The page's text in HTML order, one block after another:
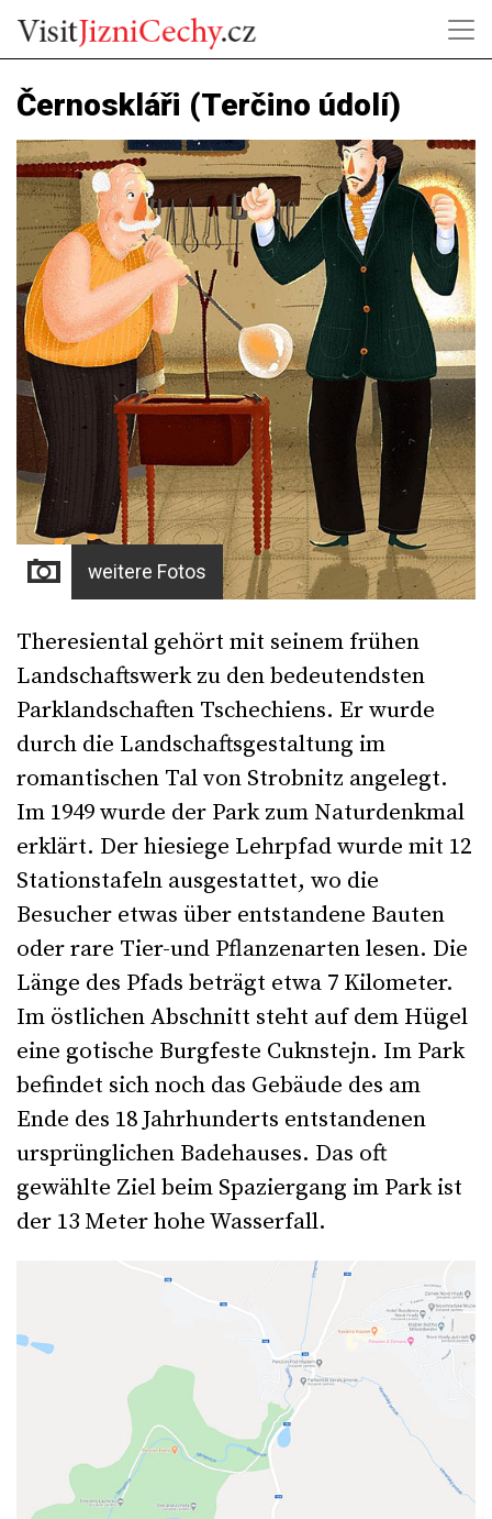
Černoskláři (Terčino údolí)
weitere Fotos
Theresiental gehört mit seinem frühen
Landschaftswerk zu den bedeutendsten
Parklandschaften Tschechiens. Er wurde
durch die Landschaftsgestaltung im
romantischen Tal von Strobnitz angelegt.
Im 1949 wurde der Park zum Naturdenkmal
erklärt. Der hiesiege Lehrpfad wurde mit 12
Stationstafeln ausgestattet, wo die
Besucher etwas über entstandene Bauten
oder rare Tier-und Pflanzenarten lesen. Die
Länge des Pfads beträgt etwa 7 Kilometer.
Im östlichen Abschnitt steht auf dem Hügel
eine gotische Burgfeste Cuknstejn. Im Park
befindet sich noch das Gebäude des am
Ende des 18 Jahrhunderts entstandenen
ursprünglichen Badehauses. Das oft
gewählte Ziel beim Spaziergang im Park ist
der 13 Meter hohe Wasserfall.